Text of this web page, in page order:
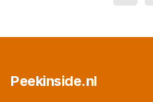
Peekinside.nl